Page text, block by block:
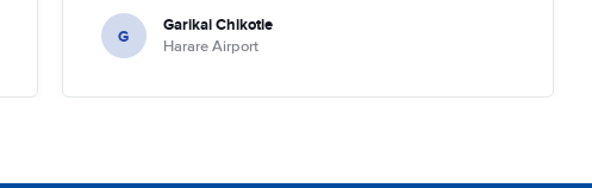
G Garikai Chikotie
Harare Airport